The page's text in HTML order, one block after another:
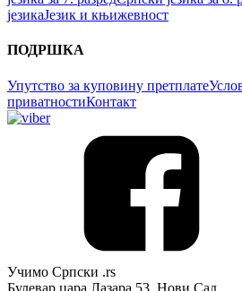
језикаЈезик и књижевност
ПОДРШКА
Упутство за куповину претплате
приватностиКонтакт
Учимо Српски .rs
Булевар цара Лазара 53, Нови Сад